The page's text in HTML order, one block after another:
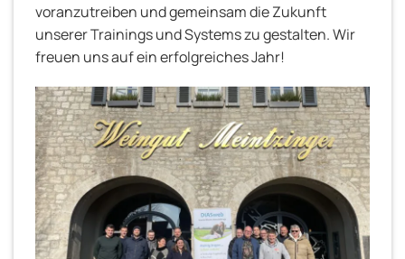
voranzutreiben und gemeinsam die Zukunft
unserer Trainings und Systems zu gestalten. Wir
freuen uns auf ein erfolgreiches Jahr!